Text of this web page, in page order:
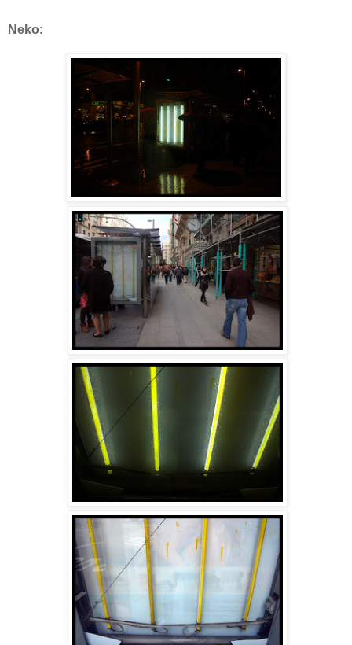
Neko: